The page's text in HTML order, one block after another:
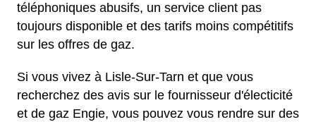
téléphoniques abusifs, un service client pas
toujours disponible et des tarifs moins compétitifs
sur les offres de gaz.
Si vous vivez à Lisle-Sur-Tarn et que vous
recherchez des avis sur le fournisseur d'électicité
et de gaz Engie, vous pouvez vous rendre sur des